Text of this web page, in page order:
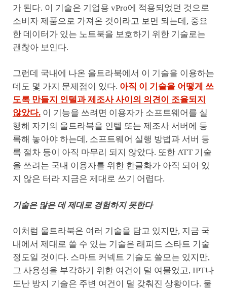
가 된다. 이 기술은 기업용 vPro에 적용되었던 것으로
소비자 제품으로 가져온 것이라고 보면 되는데, 중요
한 데이터가 있는 노트북을 보호하기 위한 기술로는
괜찮아 보인다.
그런데 국내에 나온 울트라북에서 이 기술을 이용하는
데도 몇 가지 문제점이 있다. 아직 이 기술을 어떻게 쓰
도록 만들지 인텔과 제조사 사이의 의견이 조율되지
않았다.이 기능을 쓰려면 이용자가 소프트웨어를 실
행해 자기의 울트라북을 인텔 또는 제조사 서버에 등
록해 놓아야 하는데, 소프트웨어 실행 방법과 서버 등
록 절차 등이 아직 마무리 되지 않았다. 또한 ATT 기술
을 쓰려는 국내 이용자를 위한 한글화가 아직 되어 있
지 않은 터라 지금은 제대로 쓰기 어렵다.
기술은 많은 데 제대로 경험하지 못한다
이처럼 울트라북은 여러 기술을 담고 있지만, 지금 국
내에서 제대로 쓸 수 있는 기술은 래피드 스타트 기술
정도일 것이다. 스마트 커넥트 기술도 쓸모는 있지만,
그 사용성을 부각하기 위한 여건이 덜 여물었고, IPT나
도난 방지 기술은 주변 여건이 덜 갖춰진 상황이다. 물